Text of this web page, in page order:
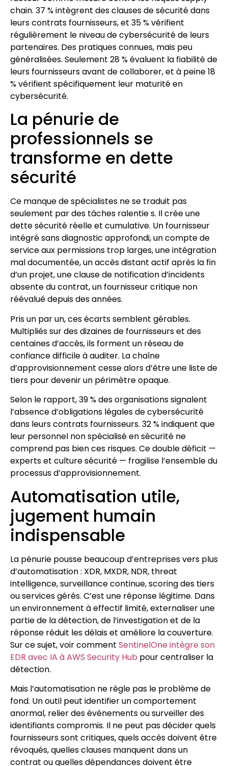
chain. 37 % intègrent des clauses de sécurité dans
leurs contrats fournisseurs, et 35 % vérifient
régulièrement le niveau de cybersécurité de leurs
partenaires. Des pratiques connues, mais peu
généralisées. Seulement 28 % évaluent la fiabilité de
leurs fournisseurs avant de collaborer, et à peine 18
% vérifient spécifiquement leur maturité en
cybersécurité.
La pénurie de
professionnels se
transforme en dette
sécurité
Ce manque de spécialistes ne se traduit pas
seulement par des tâches ralentie s. Il crée une
dette sécurité réelle et cumulative. Un fournisseur
intégré sans diagnostic approfondi, un compte de
service aux permissions trop larges, une intégration
mal documentée, un accès distant actif après la fin
d’un projet, une clause de notification d’incidents
absente du contrat, un fournisseur critique non
réévalué depuis des années.
Pris un par un, ces écarts semblent gérables.
Multipliés sur des dizaines de fournisseurs et des
centaines d’accès, ils forment un réseau de
confiance difficile à auditer. La chaîne
d’approvisionnement cesse alors d’être une liste de
tiers pour devenir un périmètre opaque.
Selon le rapport, 39 % des organisations signalent
l’absence d’obligations légales de cybersécurité
dans leurs contrats fournisseurs. 32 % indiquent que
leur personnel non spécialisé en sécurité ne
comprend pas bien ces risques. Ce double déficit —
experts et culture sécurité — fragilise l’ensemble du
processus d’approvisionnement.
Automatisation utile,
jugement humain
indispensable
La pénurie pousse beaucoup d’entreprises vers plus
d’automatisation : XDR, MXDR, NDR, threat
intelligence, surveillance continue, scoring des tiers
ou services gérés. C’est une réponse légitime. Dans
un environnement à effectif limité, externaliser une
partie de la détection, de l’investigation et de la
réponse réduit les délais et améliore la couverture.
Sur ce sujet, voir comment SentinelOne intègre son
EDR avec IA à AWS Security Hub pour centraliser la
détection.
Mais l’automatisation ne règle pas le problème de
fond. Un outil peut identifier un comportement
anormal, relier des événements ou surveiller des
identifiants compromis. Il ne peut pas décider quels
fournisseurs sont critiques, quels accès doivent être
révoqués, quelles clauses manquent dans un
contrat ou quelles dépendances doivent être